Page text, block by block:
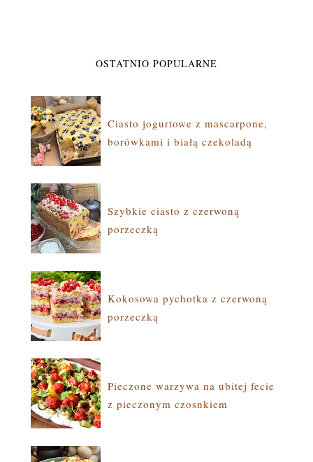
OSTATNIO POPULARNE
Ciasto jogurtowe z mascarpone,
borówkami i białą czekoladą
Szybkie ciasto z czerwoną
porzeczką
Kokosowa pychotka z czerwoną
porzeczką
Pieczone warzywa na ubitej fecie
z pieczonym czosnkiem